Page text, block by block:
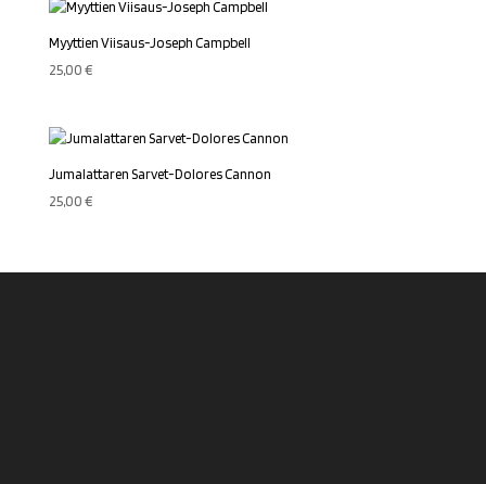
Myyttien Viisaus-Joseph Campbell
25,00€
Jumalattaren Sarvet-Dolores Cannon
25,00€